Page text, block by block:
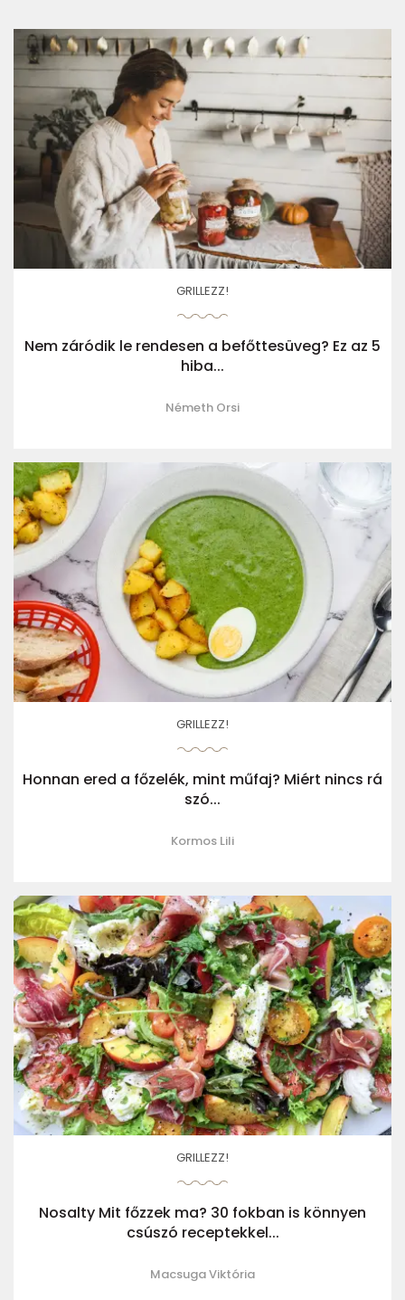
GRILLEZZ!
Nem záródik le rendesen a befőttesüveg? Ez az 5
hiba...
Németh Orsi
GRILLEZZ!
Honnan ered a főzelék, mint műfaj? Miért nincs rá
szó...
Kormos Lili
GRILLEZZ!
Nosalty Mit főzzek ma? 30 fokban is könnyen
csúszó receptekkel...
Macsuga Viktória